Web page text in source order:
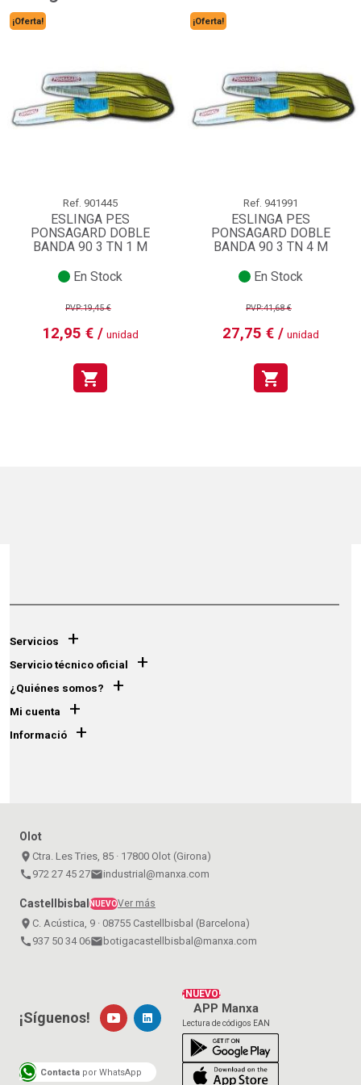
¡Oferta!
Ref. 901445
ESLINGA PES
PONSAGARD DOBLE
BANDA 90 3 TN 1 M
En Stock
PVP:19,45 €
12,95 € / unidad
shopping_cart
¡Oferta!
Ref. 941991
ESLINGA PES
PONSAGARD DOBLE
BANDA 90 3 TN 4 M
En Stock
PVP:41,68 €
27,75 € / unidad
shopping_cart
Servicios +
Servicio técnico oficial +
¿Quiénes somos? +
Mi cuenta +
Informació +
Olot
place Ctra. Les Tries, 85 · 17800 Olot (Girona)
call 972 27 45 27emailindustrial@manxa.com
CastellbisbalNUEVOVer más
place C. Acústica, 9 · 08755 Castellbisbal (Barcelona)
call 937 50 34 06emailbotigacastellbisbal@manxa.com
¡NUEVO!
APP Manxa
Lectura de códigos EAN
¡Síguenos!
Contacta por WhatsApp